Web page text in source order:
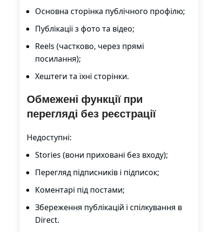
Основна сторінка публічного профілю;
Публікації з фото та відео;
Reels (частково, через прямі
посилання);
Хештеги та їхні сторінки.
Обмежені функції при
перегляді без реєстрації
Недоступні:
Stories (вони приховані без входу);
Перегляд підписників і підписок;
Коментарі під постами;
Збереження публікацій і спілкування в
Direct.